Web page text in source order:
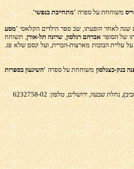
משוחחת על ספרה 'מתחייבת בנפשי'.
'מסע
של הסופראברהם רגלסון,שרונה תל-אורן, תשוחח
עליית הבובות מארצות-הברית, ועל קסם שלא פג.
בנק-כצנלסוןמשוחחת על ספרה'השיגעון בספרות